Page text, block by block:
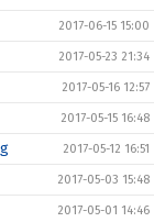
2017-06-15 15:00
2017-05-23 21:34
2017-05-16 12:57
2017-05-15 16:48
2017-05-12 16:51
2017-05-03 15:48
2017-05-01 14:46